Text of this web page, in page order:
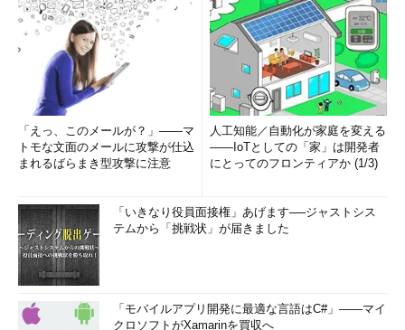
「えっ、このメールが？」――マ
トモな文面のメールに攻撃が仕込
まれるばらまき型攻撃に注意
人工知能／自動化が家庭を変える
――IoTとしての「家」は開発者
にとってのフロンティアか (1/3)
「いきなり役員面接権」あげます──ジャストシス
テムから「挑戦状」が届きました
「モバイルアプリ開発に最適な言語はC#」――マイ
クロソフトがXamarinを買収へ